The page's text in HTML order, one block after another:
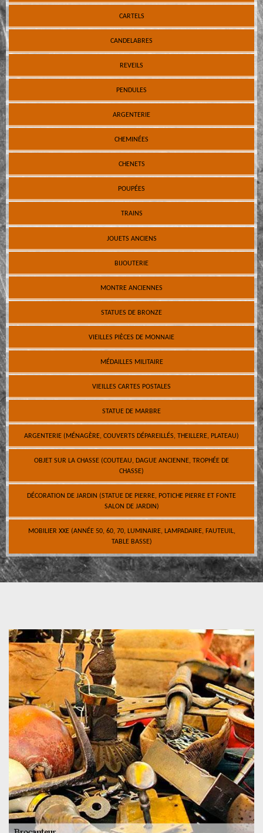
CARTELS
CANDELABRES
REVEILS
PENDULES
ARGENTERIE
CHEMINÉES
CHENETS
POUPÉES
TRAINS
JOUETS ANCIENS
BIJOUTERIE
MONTRE ANCIENNES
STATUES DE BRONZE
VIEILLES PIÈCES DE MONNAIE
MÉDAILLES MILITAIRE
VIEILLES CARTES POSTALES
STATUE DE MARBRE
ARGENTERIE (MÉNAGÈRE, COUVERTS DÉPAREILLÉS, THEILLERE, PLATEAU)
OBJET SUR LA CHASSE (COUTEAU, DAGUE ANCIENNE, TROPHÉE DE
CHASSE)
DÉCORATION DE JARDIN (STATUE DE PIERRE, POTICHE PIERRE ET FONTE
SALON DE JARDIN)
MOBILIER XXE (ANNÉE 50, 60, 70, LUMINAIRE, LAMPADAIRE, FAUTEUIL,
TABLE BASSE)